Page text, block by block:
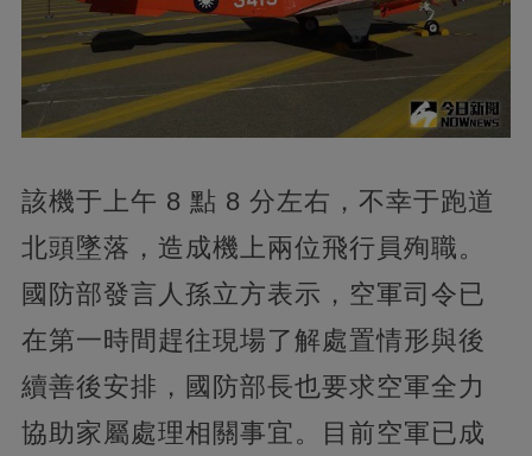
該機于上午 8 點 8 分左右，不幸于跑道
北頭墜落，造成機上兩位飛行員殉職。
國防部發言人孫立方表示，空軍司令已
在第一時間趕往現場了解處置情形與後
續善後安排，國防部長也要求空軍全力
協助家屬處理相關事宜。目前空軍已成